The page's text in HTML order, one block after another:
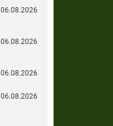
06.08.2026
06.08.2026
06.08.2026
06.08.2026